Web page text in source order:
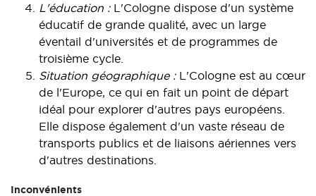
L'éducation :L'Cologne dispose d'un système
éducatif de grande qualité, avec un large
éventail d'universités et de programmes de
troisième cycle.
Situation géographique :L'Cologne est au cœur
de l'Europe, ce qui en fait un point de départ
idéal pour explorer d'autres pays européens.
Elle dispose également d'un vaste réseau de
transports publics et de liaisons aériennes vers
d'autres destinations.
Inconvénients